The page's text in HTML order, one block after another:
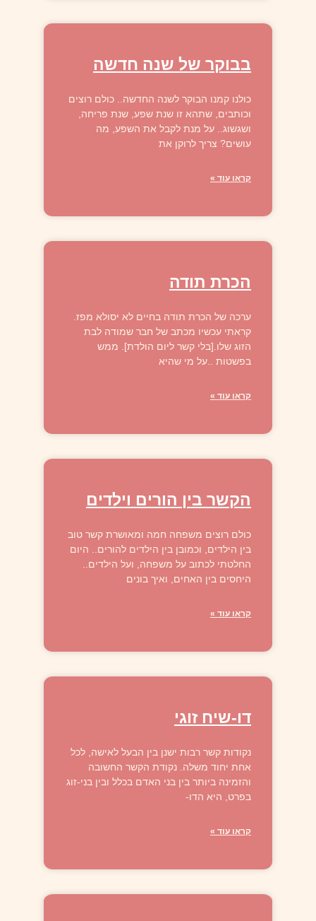
בבוקר של שנה חדשה
כולנו קמנו הבוקר לשנה החדשה.. כולם רוצים
וכותבים, שתהא זו שנת שפע, שנת פריחה,
ושגשוג.. על מנת לקבל את השפע, מה
עושים? צריך לרוקן את
קראו עוד »
הכרת תודה
ערכה של הכרת תודה בחיים לא יסולא מפז.
קראתי עכשיו מכתב של חבר שמודה לבת
הזוג שלו.[בלי קשר ליום הולדת]. ממש
בפשטות ..על מי שהיא
קראו עוד »
הקשר בין הורים וילדים
כולם רוצים משפחה חמה ומאושרת קשר טוב
בין הילדים, וכמובן בין הילדים להורים.. היום
החלטתי לכתוב על משפחה, ועל הילדים..
היחסים בין האחים, ואיך בונים
קראו עוד »
דו-שיח זוגי
נקודות קשר רבות ישנן בין הבעל לאישה, לכל
אחת יחוד משלה. נקודת הקשר החשובה
והזמינה ביותר בין בני האדם בכלל ובין בני-זוג
בפרט, היא הדו-
קראו עוד »